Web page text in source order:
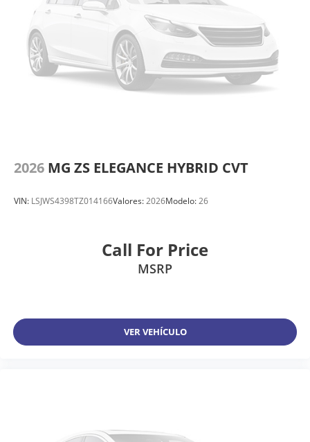
2026 MG ZS ELEGANCE HYBRID CVT
VIN: LSJWS4398TZ014166Valores:2026Modelo:26
Call For Price
MSRP
VER VEHÍCULO